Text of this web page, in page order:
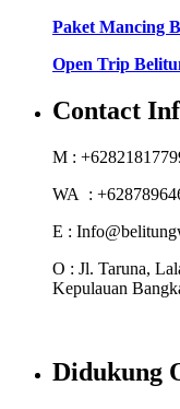
Paket Mancing
Open Trip
Contact
M :
WA :
E :
O : Jl. Taruna,
Kepulauan
Didukung